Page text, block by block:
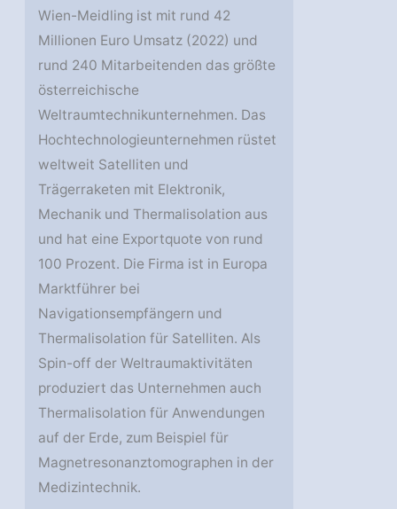
Wien-Meidling ist mit rund 42
Millionen Euro Umsatz (2022) und
rund 240 Mitarbeitenden das größte
österreichische
Weltraumtechnikunternehmen. Das
Hochtechnologieunternehmen rüstet
weltweit Satelliten und
Trägerraketen mit Elektronik,
Mechanik und Thermalisolation aus
und hat eine Exportquote von rund
100 Prozent. Die Firma ist in Europa
Marktführer bei
Navigationsempfängern und
Thermalisolation für Satelliten. Als
Spin-off der Weltraumaktivitäten
produziert das Unternehmen auch
Thermalisolation für Anwendungen
auf der Erde, zum Beispiel für
Magnetresonanztomographen in der
Medizintechnik.